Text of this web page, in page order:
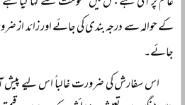
کے حوالہ سے درجہ بندی کی جائے اور زائد از
جائے۔
اس سفارش کی ضرورت غالباً اس لیے پیش